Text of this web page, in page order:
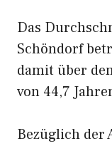
Das
Schöndorf
damit über
von 44,7
Bezüglich der